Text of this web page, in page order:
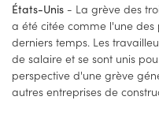
États-Unis - La grève des
a été citée comme l'une
derniers temps. Les
de salaire et se sont unis
perspective d'une grève
autres entreprises de